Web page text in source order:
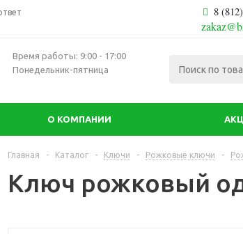
8
Время работы: 9:00 - 17:00
Понедельник-пятница
О КОМПАНИИ
Главная - Каталог - Ключи - Рожковые ключи -
Ключ рожковый